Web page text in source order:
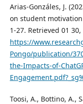
Arias-Gonzáles, J.
on student motivation
1-27. Retrieved 01
https://
Pongo/publication/
the-Impacts-of-
Toosi, A., Bottino, A.,